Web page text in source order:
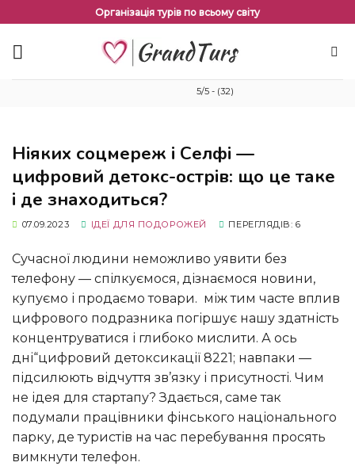
змісту
Організація турів по всьому світу
5/5 - (32)
Ніяких соцмереж і Селфі —
цифровий детокс-острів: що це таке
і де знаходиться?
07.09.2023 ІДЕЇ ​​ДЛЯ ПОДОРОЖЕЙ ПЕРЕГЛЯДІВ: 6
Сучасної людини неможливо уявити без
телефону — спілкуємося, дізнаємося новини,
купуємо і продаємо товари. між тим часте вплив
цифрового подразника погіршує нашу здатність
концентруватися і глибоко мислити. А ось
дні“цифровий детоксикації 8221; навпаки —
підсилюють відчуття зв’язку і присутності. Чим
не ідея для стартапу? Здається, саме так
подумали працівники фінського національного
парку, де туристів на час перебування просять
вимкнути телефон.